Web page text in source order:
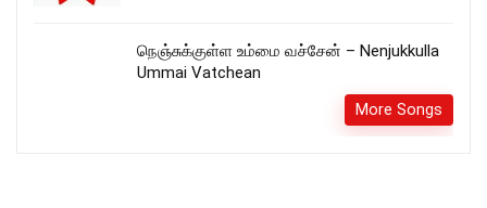
நெஞ்சுக்குள்ள உம்மை வச்சேன் – Nenjukkulla
Ummai Vatchean
More Songs